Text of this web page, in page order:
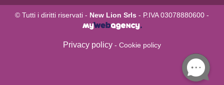
© Tutti i diritti riservati - New Lion Srls - P.IVA 03078880600 -
Privacy policy - Cookie policy